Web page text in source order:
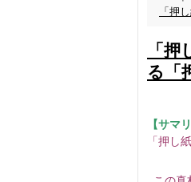
「押
「
る「
【サマ
「押し